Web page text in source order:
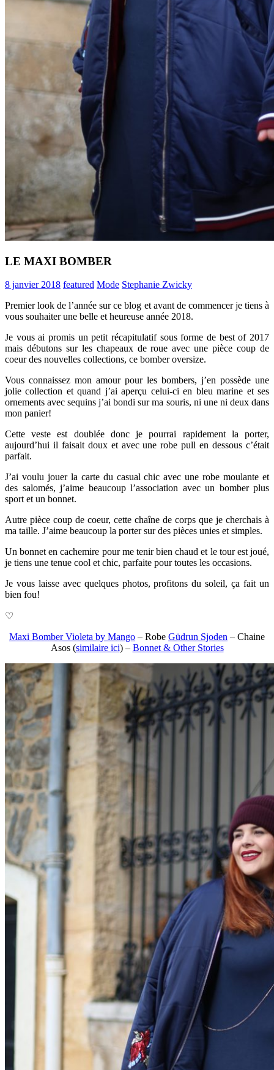
LE MAXI BOMBER
8 janvier 2018 featured Mode Stephanie Zwicky
Premier look de l’année sur ce blog et avant de commencer je tiens à
vous souhaiter une belle et heureuse année 2018.
Je vous ai promis un petit récapitulatif sous forme de best of 2017
mais débutons sur les chapeaux de roue avec une pièce coup de
coeur des nouvelles collections, ce bomber oversize.
Vous connaissez mon amour pour les bombers, j’en possède une
jolie collection et quand j’ai aperçu celui-ci en bleu marine et ses
ornements avec sequins j’ai bondi sur ma souris, ni une ni deux dans
mon panier!
Cette veste est doublée donc je pourrai rapidement la porter,
aujourd’hui il faisait doux et avec une robe pull en dessous c’était
parfait.
J’ai voulu jouer la carte du casual chic avec une robe moulante et
des salomés, j’aime beaucoup l’association avec un bomber plus
sport et un bonnet.
Autre pièce coup de coeur, cette chaîne de corps que je cherchais à
ma taille. J’aime beaucoup la porter sur des pièces unies et simples.
Un bonnet en cachemire pour me tenir bien chaud et le tour est joué,
je tiens une tenue cool et chic, parfaite pour toutes les occasions.
Je vous laisse avec quelques photos, profitons du soleil, ça fait un
bien fou!
♡
Maxi Bomber Violeta by Mango – Robe Güdrun Sjoden – Chaine
Asos (similaire ici) – Bonnet & Other Stories